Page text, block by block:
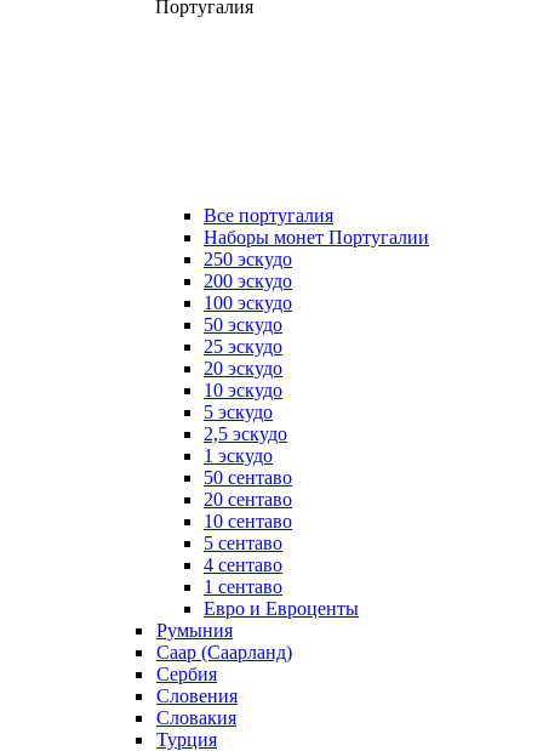
Португалия
Все португалия
Наборы монет Португалии
250 эскудо
200 эскудо
100 эскудо
50 эскудо
25 эскудо
20 эскудо
10 эскудо
5 эскудо
2,5 эскудо
1 эскудо
50 сентаво
20 сентаво
10 сентаво
5 сентаво
4 сентаво
1 сентаво
Евро и Евроценты
Румыния
Саар (Саарланд)
Сербия
Словения
Словакия
Турция